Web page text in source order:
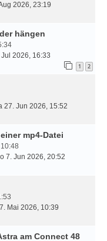
2026, 23:19
hängen
Jul 2026, 16:33
1 2
27. Jun 2026, 15:52
mp4-Datei
7. Jun 2026, 20:52
Mai 2026, 10:39
am Connect 48